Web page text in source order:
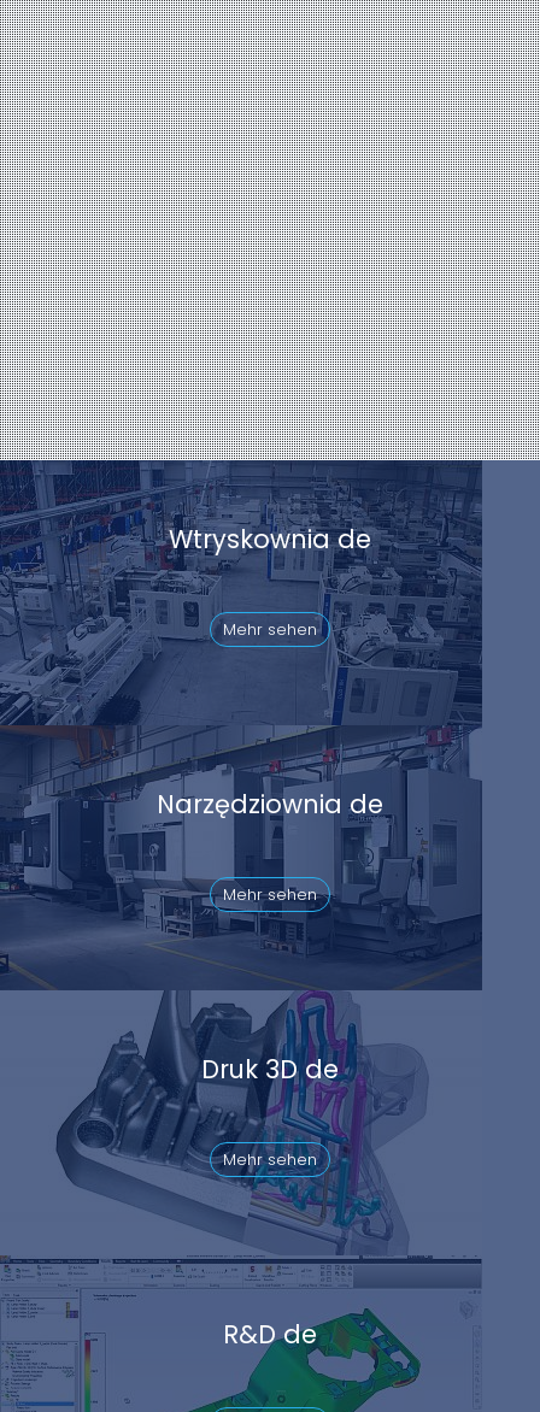
Wtryskownia de
Mehr sehen
Narzędziownia de
Mehr sehen
Druk 3D de
Mehr sehen
R&D de